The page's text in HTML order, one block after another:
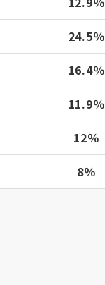
24.5％
16.4％
11.9％
12％
8％